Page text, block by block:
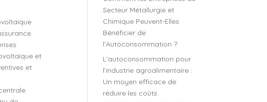
et
et
Secteur Métallurgie et
Chimique Peuvent-Elles
Bénéficier de
l’Autoconsommation ?
L’autoconsommation pour
l’industrie agroalimentaire :
Un moyen efficace de
réduire les coûts